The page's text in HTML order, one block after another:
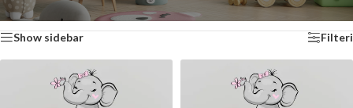
Prikazano je svih 2 rezultata
Show sidebar Filteri